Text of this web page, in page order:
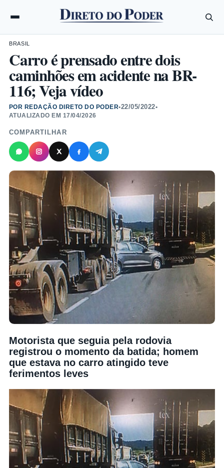
BRASIL
Carro é prensado entre dois
caminhões em acidente na BR-
116; Veja vídeo
POR REDAÇÃO DIRETO DO PODER•22/05/2022•
ATUALIZADO EM 17/04/2026
COMPARTILHAR
Motorista que seguia pela rodovia
registrou o momento da batida; homem
que estava no carro atingido teve
ferimentos leves